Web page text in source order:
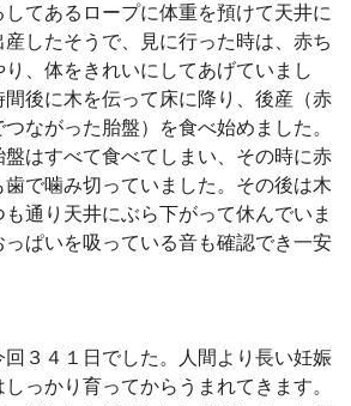
してあるロープに体重を預けて天井に
したそうで、見に行った時は、赤ち
、体をきれいにしてあげていまし
後に木を伝って床に降り、後産（赤
ながった胎盤）を食べ始めました。
盤はすべて食べてしまい、その時に赤
で噛み切っていました。その後は木
通り天井にぶら下がって休んでいま
っぱいを吸っている音も確認でき一安
回３４１日でした。人間より長い妊娠
っかり育ってからうまれてきます。